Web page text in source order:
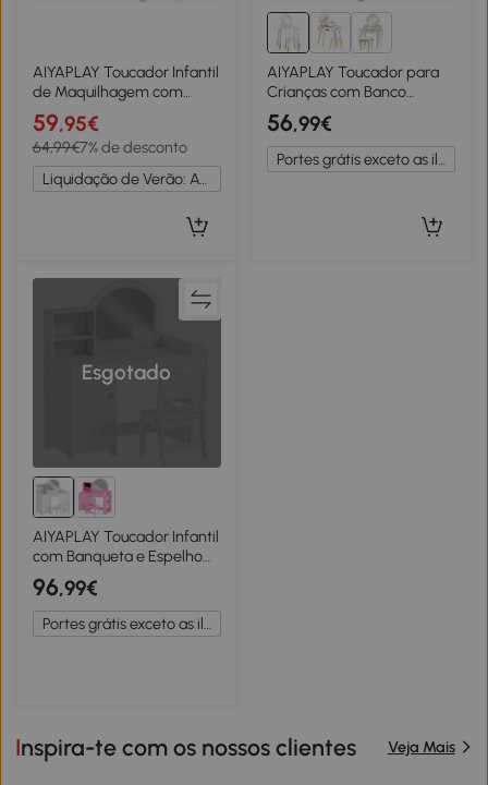
AIYAPLAY Toucador Infantil
de Maquilhagem com
Banqueta e Espelho 2
Gavetas e Barras para
Pendurar dos 3 aos 8 Anos,
Branco
59,95€
64,99€7% de desconto
Liquidação de Verão: Até -20%
AIYAPLAY Toucador para
Crianças com Banco
Toucador de Maquilhagem
para Crianças acima de 3
Anos Toucador Infantil com
Espelho Branco
56,99€
Portes grátis exceto as ilhas
Esgotado
AIYAPLAY Toucador Infantil
com Banqueta e Espelho
com Luzes LED 1 Gaveta,
Armário e 5 Prateleiras
Branco
96,99€
Portes grátis exceto as ilhas
Inspira-te com os nossos clientes Veja Mais